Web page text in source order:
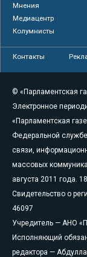
Мнения
Медиацентр
Колумнисты
Контакты
© «Парламентская
Электронное
«Парламентская
Федеральной
связи,
массовых
августа 2011 года.
Свидетельство о
46097
Учредитель — АНО
Исполняющий
редактора —